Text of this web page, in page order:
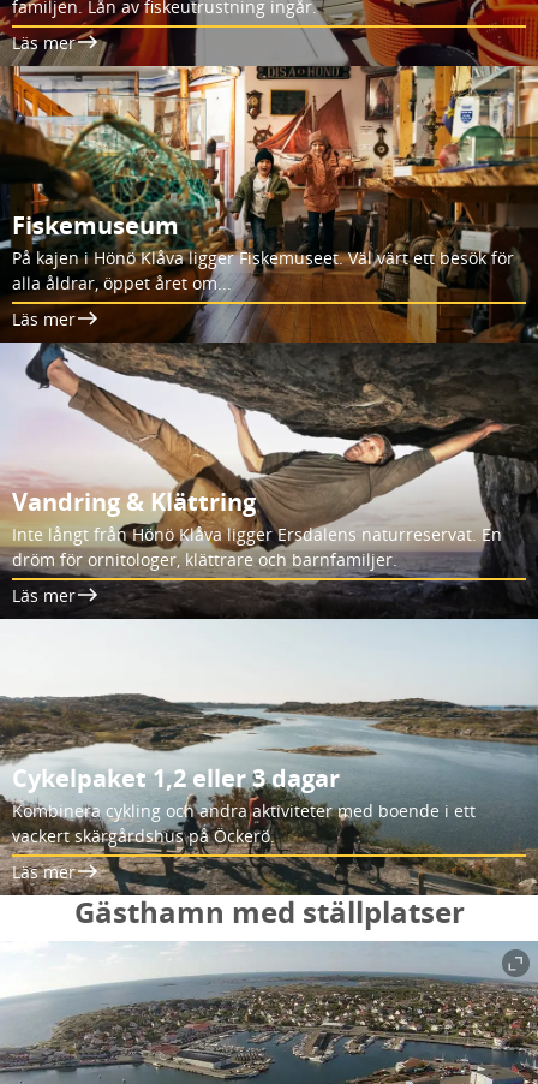
familjen. Lån av fiskeutrustning ingår.
Läs mer
Fiskemuseum
På kajen i Hönö Klåva ligger Fiskemuseet. Väl värt ett besök för
alla åldrar, öppet året om...
Läs mer
Vandring & Klättring
Inte långt från Hönö Klåva ligger Ersdalens naturreservat. En
dröm för ornitologer, klättrare och barnfamiljer.
Läs mer
Cykelpaket 1,2 eller 3 dagar
Kombinera cykling och andra aktiviteter med boende i ett
vackert skärgårdshus på Öckerö.
Läs mer
Gästhamn med ställplatser